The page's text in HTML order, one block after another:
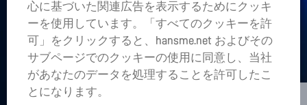
あなたの心の中にプロジェクトがありますか。
LET’S TALK
sales01@hanslaser.com
心に基づいた関連広告を表示するためにクッキ
ーを使用しています。「すべてのクッキーを許
可」をクリックすると、hansme.net およびその
サブページでのクッキーの使用に同意し、当社
があなたのデータを処理することを許可したこ
とになります。